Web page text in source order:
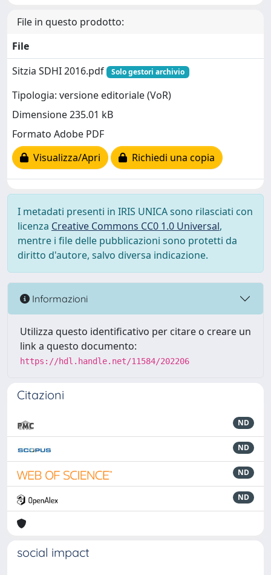
File in questo prodotto:
File
Sitzia SDHI 2016.pdf
Solo gestori archivio
Tipologia: versione editoriale (VoR)
Dimensione 235.01 kB
Formato Adobe PDF
Visualizza/Apri
Richiedi una copia
I metadati presenti in IRIS UNICA sono rilasciati con
licenza Creative Commons CC0 1.0 Universal,
mentre i file delle pubblicazioni sono protetti da
diritto d'autore, salvo diversa indicazione.
Informazioni
Utilizza questo identificativo per citare o creare un
link a questo documento:
https://hdl.handle.net/11584/202206
Citazioni
ND
ND
ND
ND
social impact